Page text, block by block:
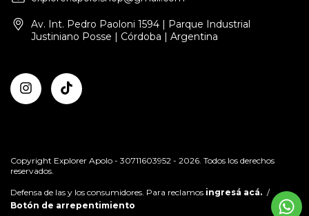
Av. Int. Pedro Paoloni 1594 | Parque Industrial
Justiniano Posse | Córdoba | Argentina
Copyright Explorer Apolo - 30711603952 - 2026. Todos los derechos
reservados.
Defensa de las y los consumidores. Para reclamos ingresá acá. /
Botón de arrepentimiento